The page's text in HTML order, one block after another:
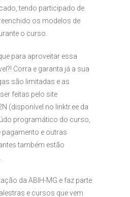
tendo participado de
os modelos de
o curso.
para aproveitar essa
Corra e garanta já a sua
são limitadas e as
feitas pelo site
(disponível no linktr.ee da
programático do curso,
e outras
também estão
da ABIH-MG e faz parte
e cursos que vem